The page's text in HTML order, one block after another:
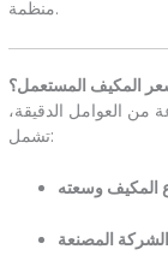
منظمة.
المكيف المستعمل؟
من العوامل الدقيقة،
تشمل:
المكيف وسعته
المصنعة